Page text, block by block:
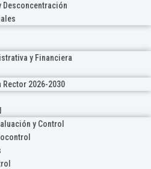
Desconcentración
y Financiera
2026-2030
y Control